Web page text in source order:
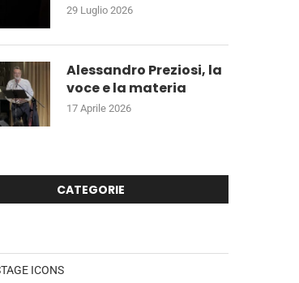
29 Luglio 2026
Alessandro Preziosi, la
voce e la materia
17 Aprile 2026
CATEGORIE
ICONS